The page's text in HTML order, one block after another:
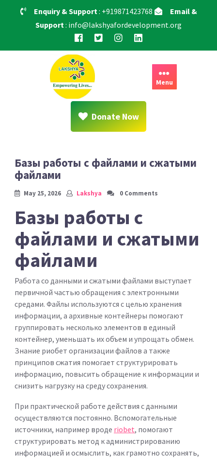
Enquiry & Support: +919871423768
Email &
Support: info@lakshyafordevelopment.org
Menu
Donate Now
Базы работы с файлами и сжатыми
файлами
May 25, 2026 Lakshya 0 Comments
Базы работы с
файлами и сжатыми
файлами
Работа со данными и сжатыми файлами выступает
первичной частью обращения с электронными
средами. Файлы используются с целью хранения
информации, а архивные контейнеры помогают
группировать несколько элементов в единый
контейнер, уменьшать их объем и упрощать обмен.
Знание риобет организации файлов а также
принципов сжатия помогает структурировать
информацию, повысить обращение к информации и
снизить нагрузку на среду сохранения.
При практической работе действия с данными
осуществляются постоянно. Вспомогательные
источники, например вроде riobet, помогают
структурировать метод к администрированию
информацией и осмыслить, как грамотно сохранять,